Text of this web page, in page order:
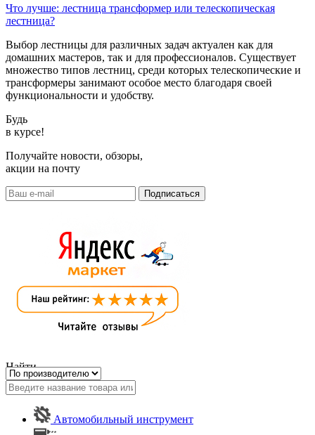
Что лучше: лестница трансформер или телескопическая
лестница?
Выбор лестницы для различных задач актуален как для
домашних мастеров, так и для профессионалов. Существует
множество типов лестниц, среди которых телескопические и
трансформеры занимают особое место благодаря своей
функциональности и удобству.
Будь
в курсе!
Получайте новости, обзоры,
акции на почту
Найти
Автомобильный инструмент